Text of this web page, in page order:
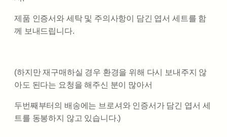
제품 인증서와 세탁 및 주의사항이 담긴 엽서 세트를 함
께 보내드립니다.
(하지만 재구매하실 경우 환경을 위해 다시 보내주지 않
아도 된다는 요청을 해주신 분이 많아서
두번째부터의 배송에는 브로셔와 인증서가 담긴 엽서 세
트를 동봉하지 않고 있습니다.)